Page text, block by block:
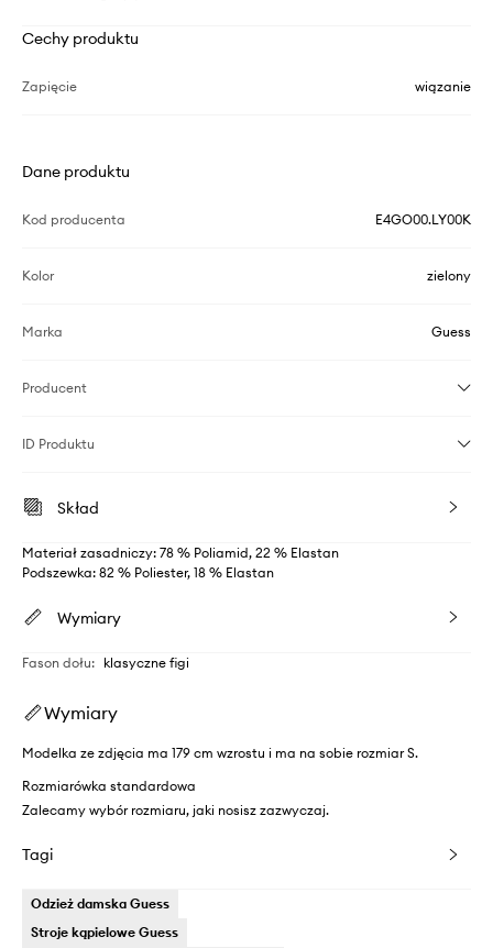
Cechy produktu
Zapięcie wiązanie
Dane produktu
Kod producenta E4GO00.LY00K
Kolor zielony
Marka Guess
Producent
ID Produktu
Skład
Materiał zasadniczy: 78 % Poliamid, 22 % Elastan
Podszewka: 82 % Poliester, 18 % Elastan
Wymiary
Fason dołu: klasyczne figi
Wymiary
Modelka ze zdjęcia ma 179 cm wzrostu i ma na sobie rozmiar S.
Rozmiarówka standardowa
Zalecamy wybór rozmiaru, jaki nosisz zazwyczaj.
Tagi
Odzież damska Guess
Stroje kąpielowe Guess